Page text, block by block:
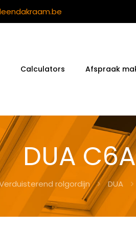
Calculators Afspraak
DUA
rolgordijn DUA